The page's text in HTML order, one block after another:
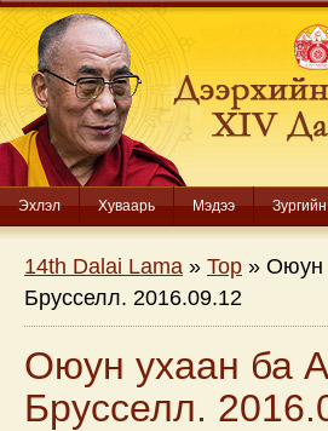
Эхлэл Хуваарь Мэдээ
14th Dalai Lama » Top » Оюун
Брусселл. 2016.09.12
Оюун ухаан ба
Брусселл.